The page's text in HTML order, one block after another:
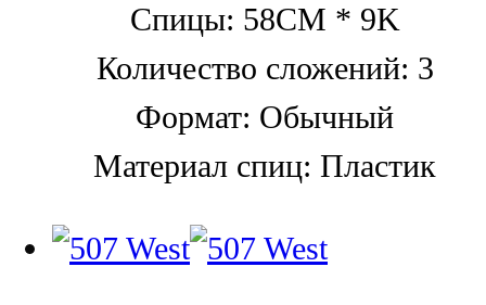
Спицы: 58CM * 9K
Количество сложений: 3
Формат: Обычный
Материал спиц: Пластик